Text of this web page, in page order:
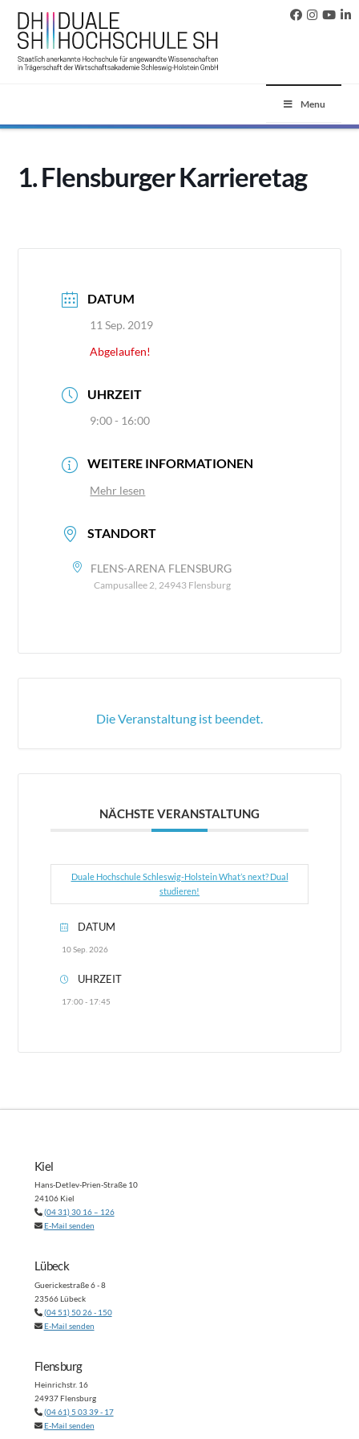
Menu
1. Flensburger Karrieretag
DATUM
11 Sep. 2019
Abgelaufen!
UHRZEIT
9:00 - 16:00
WEITERE INFORMATIONEN
Mehr lesen
STANDORT
FLENS-ARENA FLENSBURG
Campusallee 2, 24943 Flensburg
Die Veranstaltung ist beendet.
NÄCHSTE VERANSTALTUNG
Duale Hochschule Schleswig-Holstein What’s next? Dual
studieren!
DATUM
10 Sep. 2026
UHRZEIT
17:00 - 17:45
Kiel
Hans-Detlev-Prien-Straße 10
24106 Kiel
(04 31) 30 16 – 126
E-Mail senden
Lübeck
Guerickestraße 6 - 8
23566 Lübeck
(04 51) 50 26 - 150
E-Mail senden
Flensburg
Heinrichstr. 16
24937 Flensburg
(04 61) 5 03 39 - 17
E-Mail senden